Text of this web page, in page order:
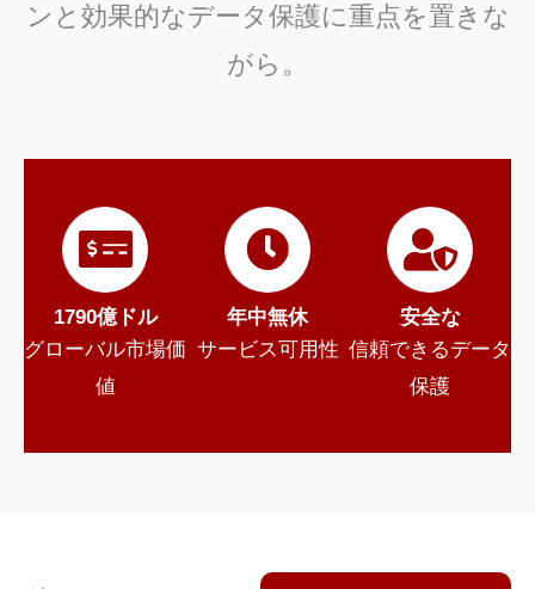
ンと効果的なデータ保護に重点を置きな
がら。
1790億ドル
グローバル市場価
値
年中無休
サービス可用性
安全な
信頼できるデータ
保護